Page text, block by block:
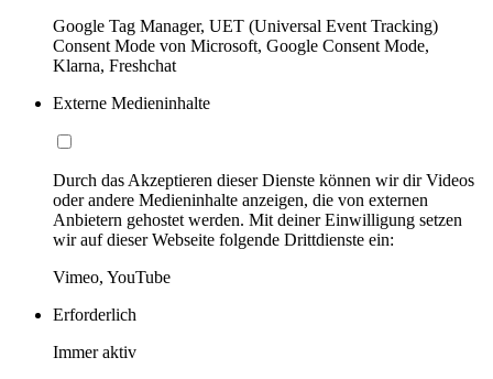
Google Tag Manager, UET (Universal Event Tracking)
Consent Mode von Microsoft, Google Consent Mode,
Klarna, Freshchat
Externe Medieninhalte
Durch das Akzeptieren dieser Dienste können wir dir Videos
oder andere Medieninhalte anzeigen, die von externen
Anbietern gehostet werden. Mit deiner Einwilligung setzen
wir auf dieser Webseite folgende Drittdienste ein:
Vimeo, YouTube
Erforderlich
Immer aktiv